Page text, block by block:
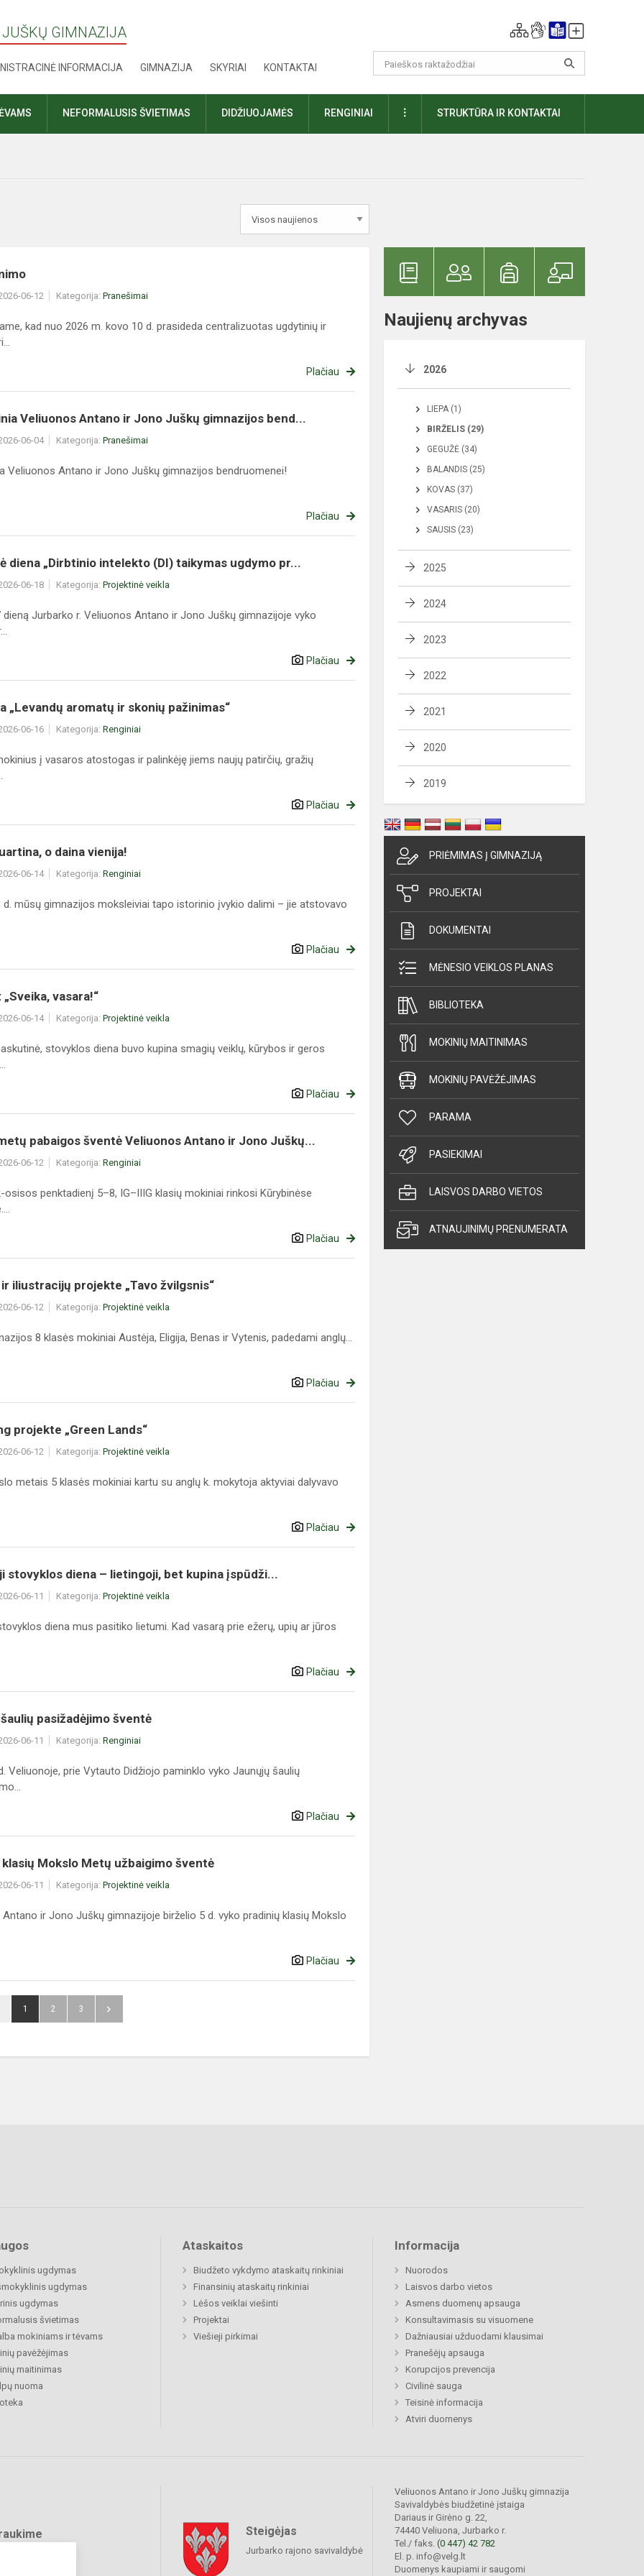
JUŠKŲ GIMNAZIJA
INFORMACIJA GIMNAZIJA SKYRIAI KONTAKTAI
NEFORMALUSIS ŠVIETIMAS DIDŽIUOJAMĖS RENGINIAI DAUGIAUSTRUKTŪRA IR KONTAKTAI
06-12 Kategorija: Pranešimai
kad nuo 2026 m. kovo 10 d. prasideda centralizuotas ugdytinių ir
Plačiau
Veliuonos Antano ir Jono Juškų gimnazijos bend...
06-04 Kategorija: Pranešimai
Veliuonos Antano ir Jono Juškų gimnazijos bendruomenei!
Plačiau
diena „Dirbtinio intelekto (DI) taikymas ugdymo pr...
06-18 Kategorija: Projektinė veikla
dieną Jurbarko r. Veliuonos Antano ir Jono Juškų gimnazijoje vyko
Plačiau
„Levandų aromatų ir skonių pažinimas“
06-16 Kategorija: Renginiai
į vasaros atostogas ir palinkėję jiems naujų patirčių, gražių
Plačiau
o daina vienija!
06-14 Kategorija: Renginiai
d. mūsų gimnazijos moksleiviai tapo istorinio įvykio dalimi – jie atstovavo
Plačiau
vasara!“
06-14 Kategorija: Projektinė veikla
stovyklos diena buvo kupina smagių veiklų, kūrybos ir geros
Plačiau
pabaigos šventė Veliuonos Antano ir Jono Juškų...
06-12 Kategorija: Renginiai
osisos penktadienį 5–8, IG–IIIG klasių mokiniai rinkosi Kūrybinėse
Plačiau
iliustracijų projekte „Tavo žvilgsnis“
06-12 Kategorija: Projektinė veikla
8 klasės mokiniai Austėja, Eligija, Benas ir Vytenis, padedami anglų...
Plačiau
projekte „Green Lands“
06-12 Kategorija: Projektinė veikla
metais 5 klasės mokiniai kartu su anglų k. mokytoja aktyviai dalyvavo
Plačiau
stovyklos diena – lietingoji, bet kupina įspūdži...
06-11 Kategorija: Projektinė veikla
diena mus pasitiko lietumi. Kad vasarą prie ežerų, upių ar jūros
Plačiau
pasižadėjimo šventė
06-11 Kategorija: Renginiai
Veliuonoje, prie Vytauto Didžiojo paminklo vyko Jaunųjų šaulių
Plačiau
klasių Mokslo Metų užbaigimo šventė
06-11 Kategorija: Projektinė veikla
ir Jono Juškų gimnazijoje birželio 5 d. vyko pradinių klasių Mokslo
Plačiau
1 2 3
Naujienų archyvas
2026
LIEPA (1)
BIRŽELIS (29)
GEGUŽĖ (34)
BALANDIS (25)
KOVAS (37)
VASARIS (20)
SAUSIS (23)
2025
2024
2023
2022
2021
2020
2019
PRIĖMIMAS Į GIMNAZIJĄ
PROJEKTAI
DOKUMENTAI
MĖNESIO VEIKLOS PLANAS
BIBLIOTEKA
MOKINIŲ MAITINIMAS
MOKINIŲ PAVĖŽĖJIMAS
PARAMA
PASIEKIMAI
LAISVOS DARBO VIETOS
ATNAUJINIMŲ PRENUMERATA
ugdymas
ugdymas
ugdymas
švietimas
mokiniams ir tėvams
pavėžėjimas
maitinimas
nuoma
Ataskaitos
Biudžeto vykdymo ataskaitų rinkiniai
Finansinių ataskaitų rinkiniai
Lėšos veiklai viešinti
Projektai
Viešieji pirkimai
Informacija
Nuorodos
Laisvos darbo vietos
Asmens duomenų apsauga
Konsultavimasis su visuomene
Dažniausiai užduodami klausimai
Pranešėjų apsauga
Korupcijos prevencija
Civilinė sauga
Teisinė informacija
Atviri duomenys
Steigėjas
Jurbarko rajono savivaldybė
Veliuonos Antano ir Jono Juškų gimnazija
Savivaldybės biudžetinė įstaiga
Dariaus ir Girėno g. 22,
74440 Veliuona, Jurbarko r.
Tel./ faks. (0 447) 42 782
El. p. info@velg.lt
Duomenys kaupiami ir saugomi